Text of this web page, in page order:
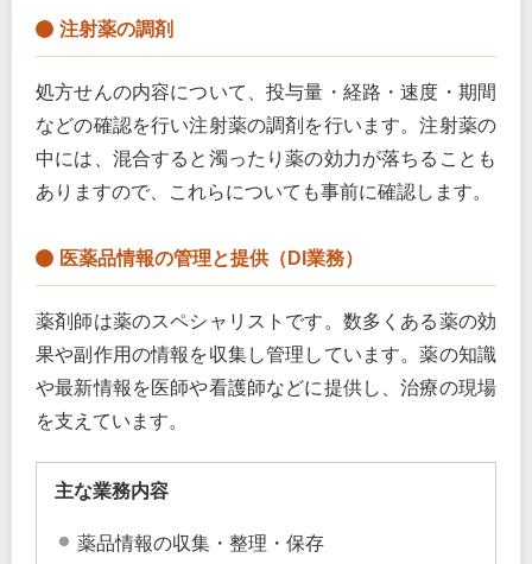
注射薬の調剤
処方せんの内容について、投与量・経路・速度・期間
などの確認を行い注射薬の調剤を行います。注射薬の
中には、混合すると濁ったり薬の効力が落ちることも
ありますので、これらについても事前に確認します。
医薬品情報の管理と提供（DI業務）
薬剤師は薬のスペシャリストです。数多くある薬の効
果や副作用の情報を収集し管理しています。薬の知識
や最新情報を医師や看護師などに提供し、治療の現場
を支えています。
主な業務内容
薬品情報の収集・整理・保存